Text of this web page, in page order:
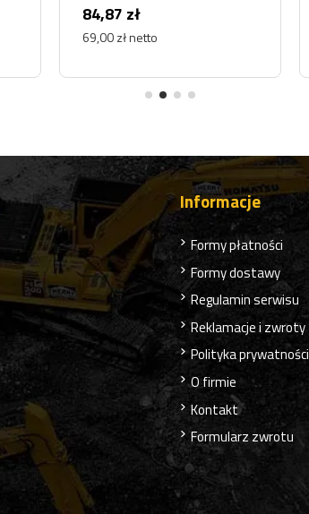
84,87 zł
69,00 zł netto
Informacje
Formy płatności
Formy dostawy
Regulamin serwisu
Reklamacje i zwroty
Polityka prywatności
O firmie
Kontakt
Formularz zwrotu